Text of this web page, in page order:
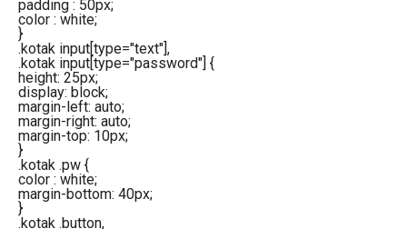
padding: 50px;
color: white;
}
.kotak input[type="text"],
.kotak input[type="password"] {
height: 25px;
display: block;
margin-left: auto;
margin-right: auto;
margin-top: 10px;
}
.kotak .pw {
color: white;
margin-bottom: 40px;
}
.kotak .button,